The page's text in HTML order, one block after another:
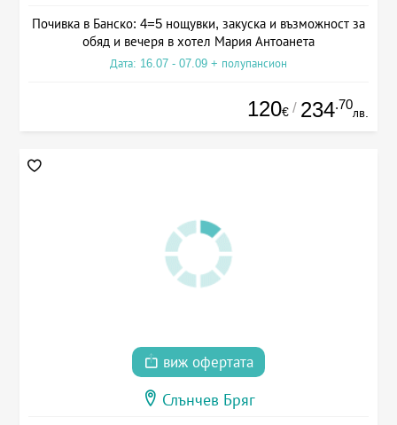
Почивка в Банско: 4=5 нощувки, закуска и възможност за
обяд и вечеря в хотел Мария Антоанета
Дата: 16.07 - 07.09 + полупансион
120€ / 234.70
лв.
виж офертата
Слънчев Бряг